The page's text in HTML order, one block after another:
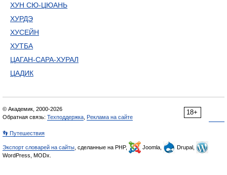
ХУН СЮ-ЦЮАНЬ
ХУРДЭ
ХУСЕЙН
ХУТБА
ЦАГАН-САРА-ХУРАЛ
ЦАДИК
18+
© Академик, 2000-2026
Обратная связь: Техподдержка Реклама на сайте
👣 Путешествия
Экспорт словарей на сайты , сделанные на PHP, Joomla,
Drupal,
WordPress, MODx.